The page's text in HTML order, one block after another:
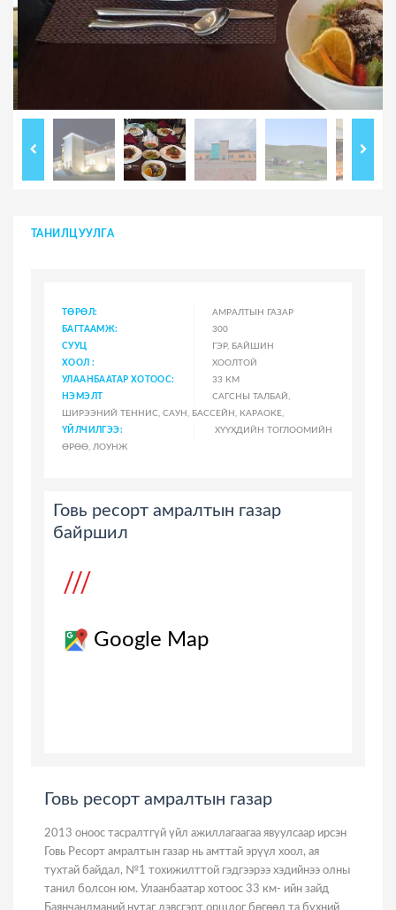
ТАНИЛЦУУЛГА
ТӨРӨЛ:
АМРАЛТЫН ГАЗАР
БАГТААМЖ:
300
СУУЦ
ГЭР, БАЙШИН
ХООЛ :
ХООЛТОЙ
УЛААНБААТАР ХОТООС:
33 КМ
НЭМЭЛТ
САГСНЫ ТАЛБАЙ,
ШИРЭЭНИЙ ТЕННИС, САУН, БАССЕЙН, КАРАОКЕ,
ҮЙЛЧИЛГЭЭ:
ХҮҮХДИЙН ТОГЛООМИЙН
ӨРӨӨ, ЛОУНЖ
Говь ресорт амралтын газар
байршил
Google Map
Говь ресорт амралтын газар
2013 оноос тасралтгүй үйл ажиллагаагаа явуулсаар ирсэн
Говь Ресорт амралтын газар нь амттай эрүүл хоол, ая
тухтай байдал, №1 тохижилттой гэдгээрээ хэдийнээ олны
танил болсон юм. Улаанбаатар хотоос 33 км- ийн зайд